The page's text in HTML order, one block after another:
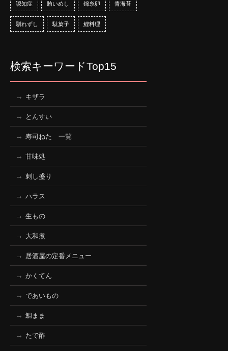
認知症 賄いめし 錦糸卵 青海苔
馴れずし 駄菓子 鯉料理
検索キーワードTop15
キザラ
とんすい
寿司ねた 一覧
甘味処
刺し盛り
ハラス
生もの
大和煮
居酒屋の定番メニュー
かくてん
であいもの
鯛まま
たで酢